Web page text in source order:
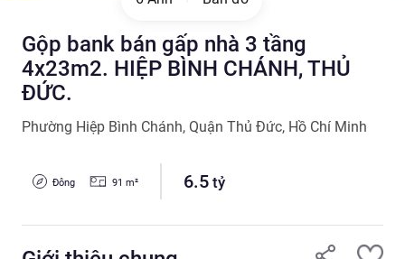
Gộp bank bán gấp nhà 3 tầng
4x23m2. HIỆP BÌNH CHÁNH, THỦ
ĐỨC.
Phường Hiệp Bình Chánh, Quận Thủ Đức, Hồ Chí Minh
Đông 91 m² 6.5 tỷ